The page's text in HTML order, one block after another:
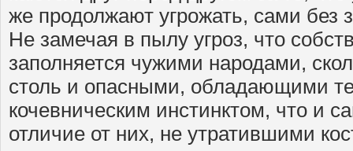
же продолжают угрожать, сами без
Не замечая в пылу угроз, что
заполняется чужими народами,
столь и опасными, обладающими
кочевническим инстинктом, что и
отличие от них, не утратившими